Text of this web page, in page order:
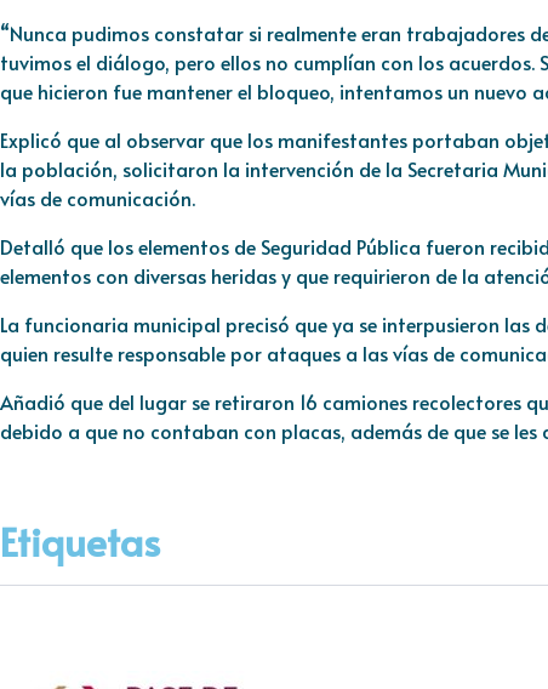
“Nunca pudimos constatar si realmente eran trabajadores
tuvimos el diálogo, pero ellos no cumplían con los acuerdos.
que hicieron fue mantener el bloqueo, intentamos un nuevo
Explicó que al observar que los manifestantes portaban
la población, solicitaron la intervención de la Secretaria
vías de comunicación.
Detalló que los elementos de Seguridad Pública fueron
elementos con diversas heridas y que requirieron de la
La funcionaria municipal precisó que ya se interpusieron las
quien resulte responsable por ataques a las vías de
Añadió que del lugar se retiraron 16 camiones recolectores
debido a que no contaban con placas, además de que se
Etiquetas